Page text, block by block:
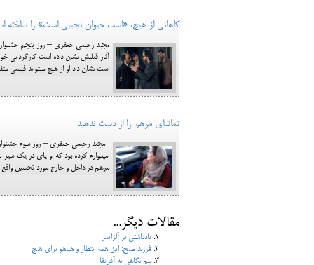
کاهانی از هیچ، «اسب حیوان نجیبی است» را ساخته
است نشان داد او از هیچ می‎تواند فیلمی متفاوت بسازد. تازه‎ترین اثر کاهانی را می‎توان بهترین اثر او در کارنامه کاریش دان
تماشای مرهم را از دست ندهید
مرهم در داخل و خارج مورد تحسین واقع
مقالات دیگر...
یادداشتی بر آلزایمر
فرزند صبح: این همه انتظار و هیاهو برای هیچ
نیم نگاهی به آفریقا